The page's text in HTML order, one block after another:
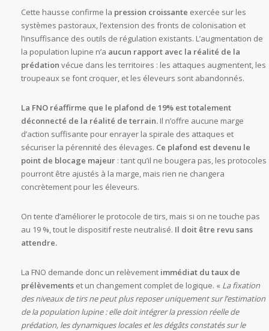
Cette hausse confirme la pression croissante exercée sur les
systèmes pastoraux, l’extension des fronts de colonisation et
l’insuffisance des outils de régulation existants. L’augmentation de
la population lupine n’a aucun rapport avec la réalité de la
prédation vécue dans les territoires : les attaques augmentent, les
troupeaux se font croquer, et les éleveurs sont abandonnés.
La FNO réaffirme que le plafond de 19% est totalement
déconnecté de la réalité de terrain. Il n’offre aucune marge
d’action suffisante pour enrayer la spirale des attaques et
sécuriser la pérennité des élevages. Ce plafond est devenu le
point de blocage majeur : tant qu’il ne bougera pas, les protocoles
pourront être ajustés à la marge, mais rien ne changera
concrètement pour les éleveurs.
On tente d’améliorer le protocole de tirs, mais si on ne touche pas
au 19 %, tout le dispositif reste neutralisé. Il doit être revu sans
attendre.
La FNO demande donc un relèvement immédiat du taux de
prélèvements et un changement complet de logique. « La fixation
des niveaux de tirs ne peut plus reposer uniquement sur l’estimation
de la population lupine : elle doit intégrer la pression réelle de
prédation, les dynamiques locales et les dégâts constatés sur le